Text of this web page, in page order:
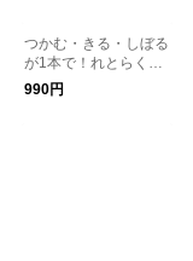
つかむ・きる・しぼる
が1本で！れとらくは
さみ レトルト食品専
用はさみ
990円